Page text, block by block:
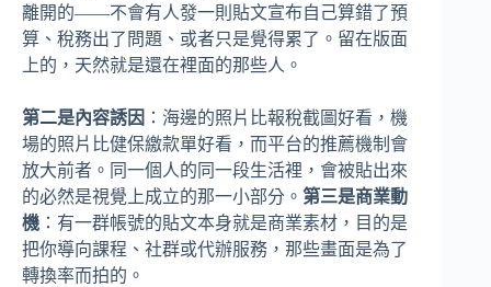
離開的——不會有人發一則貼文宣布自己算錯了預
算、稅務出了問題、或者只是覺得累了。留在版面
上的，天然就是還在裡面的那些人。
第二是內容誘因 ：海邊的照片比報稅截圖好看，機
場的照片比健保繳款單好看，而平台的推薦機制會
放大前者。同一個人的同一段生活裡，會被貼出來
的必然是視覺上成立的那一小部分。 第三是商業動
機 ：有一群帳號的貼文本身就是商業素材，目的是
把你導向課程、社群或代辦服務，那些畫面是為了
轉換率而拍的。